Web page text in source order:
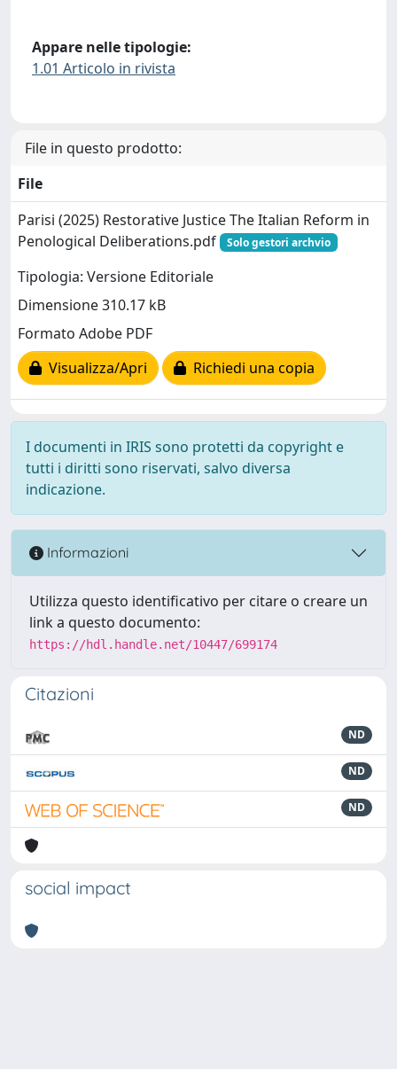
Appare nelle tipologie:
1.01 Articolo in rivista
File in questo prodotto:
File
Parisi (2025) Restorative Justice The Italian Reform in
Penological Deliberations.pdf
Solo gestori archvio
Tipologia: Versione Editoriale
Dimensione 310.17 kB
Formato Adobe PDF
Visualizza/Apri
Richiedi una copia
I documenti in IRIS sono protetti da copyright e
tutti i diritti sono riservati, salvo diversa
indicazione.
Informazioni
Utilizza questo identificativo per citare o creare un
link a questo documento:
https://hdl.handle.net/10447/699174
Citazioni
ND
ND
ND
social impact